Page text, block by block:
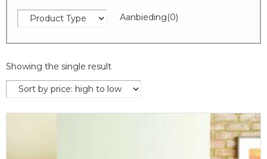
Aanbieding(0)
Showing the single result